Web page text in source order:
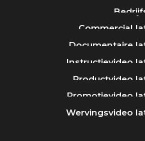
Commercial
Documentaire
Instructievideo
Productvideo
Promotievideo
Wervingsvideo